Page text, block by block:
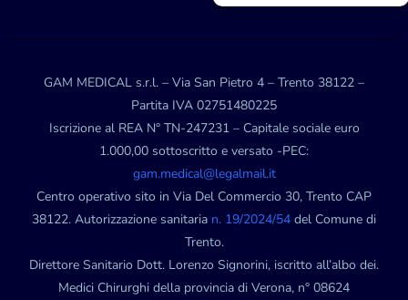
GAM MEDICAL s.r.l. – Via San Pietro 4 – Trento 38122 –
Partita IVA 02751480225
Iscrizione al REA N° TN-247231 – Capitale sociale euro
1.000,00 sottoscritto e versato -PEC:
gam.medical@legalmail.it
Centro operativo sito in Via Del Commercio 30, Trento CAP
38122. Autorizzazione sanitaria n. 19/2024/54 del Comune di
Trento.
Direttore Sanitario Dott. Lorenzo Signorini, iscritto all’albo dei.
Medici Chirurghi della provincia di Verona, n° 08624